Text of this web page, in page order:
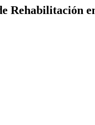
Rehabilitación